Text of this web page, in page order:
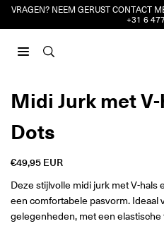
VRAGEN? NEEM GERUST CONTACT
+31 6
Midi Jurk met
Dots
Reguliere
prijs
€49,95 EUR
Deze stijlvolle midi jurk met V-
een comfortabele pasvorm. Ideaal
gelegenheden, met een